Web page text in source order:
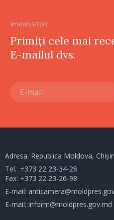
#newsletter
Primiți cele mai
E-mailul dvs.
Adresa: Republica Moldova,
Tel.: +373 22 23-34-28
Fax: +373 22 23-26-98
E-mail:
E-mail: inform@moldpres.gov.md